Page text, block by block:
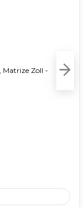
Matrize Zoll -